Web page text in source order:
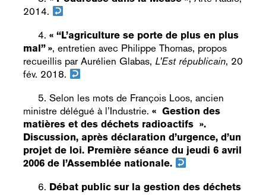
2014.
« “L’agriculture se porte de plus en plus
mal” », entretien avec Philippe Thomas, propos
recueillis par Aurélien Glabas, L’Est républicain, 20
fév. 2018.
Selon les mots de François Loos, ancien
ministre délégué à l’Industrie. « Gestion des
matières et des déchets radioactifs ».
Discussion, après déclaration d’urgence, d’un
projet de loi. Première séance du jeudi 6 avril
2006 de l’Assemblée nationale.
Débat public sur la gestion des déchets